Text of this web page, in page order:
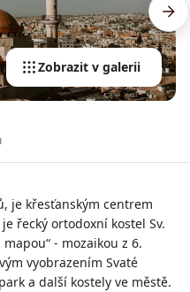
Zobrazit v galerii
je křesťanským centrem
řecký ortodoxní kostel Sv.
- mozaikou z 6.
vyobrazením Svaté
a další kostely ve městě.